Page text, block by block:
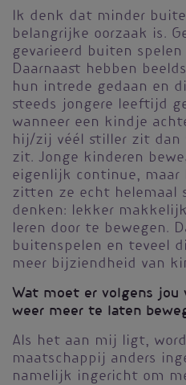
Ik denk dat minder
belangrijke oorzaak is.
gevarieerd buiten
Daarnaast hebben
hun intrede gedaan en
steeds jongere leeftijd
wanneer een kindje
hij/zij véél stiller zit dan
zit. Jonge kinderen
eigenlijk continue, maar
zitten ze echt helemaal
denken: lekker
leren door te bewegen.
buitenspelen en teveel
meer bijziendheid van
Wat moet er volgens jou
weer meer te laten
Als het aan mij ligt,
maatschappij anders
namelijk ingericht om